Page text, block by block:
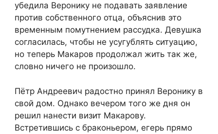
убедила Веронику не подавать заявление
против собственного отца, объяснив это
временным помутнением рассудка. Девушка
согласилась, чтобы не усугублять ситуацию,
но теперь Макаров продолжал жить так же,
словно ничего не произошло.
Пётр Андреевич радостно принял Веронику в
свой дом. Однако вечером того же дня он
решил нанести визит Макарову.
Встретившись с браконьером, егерь прямо